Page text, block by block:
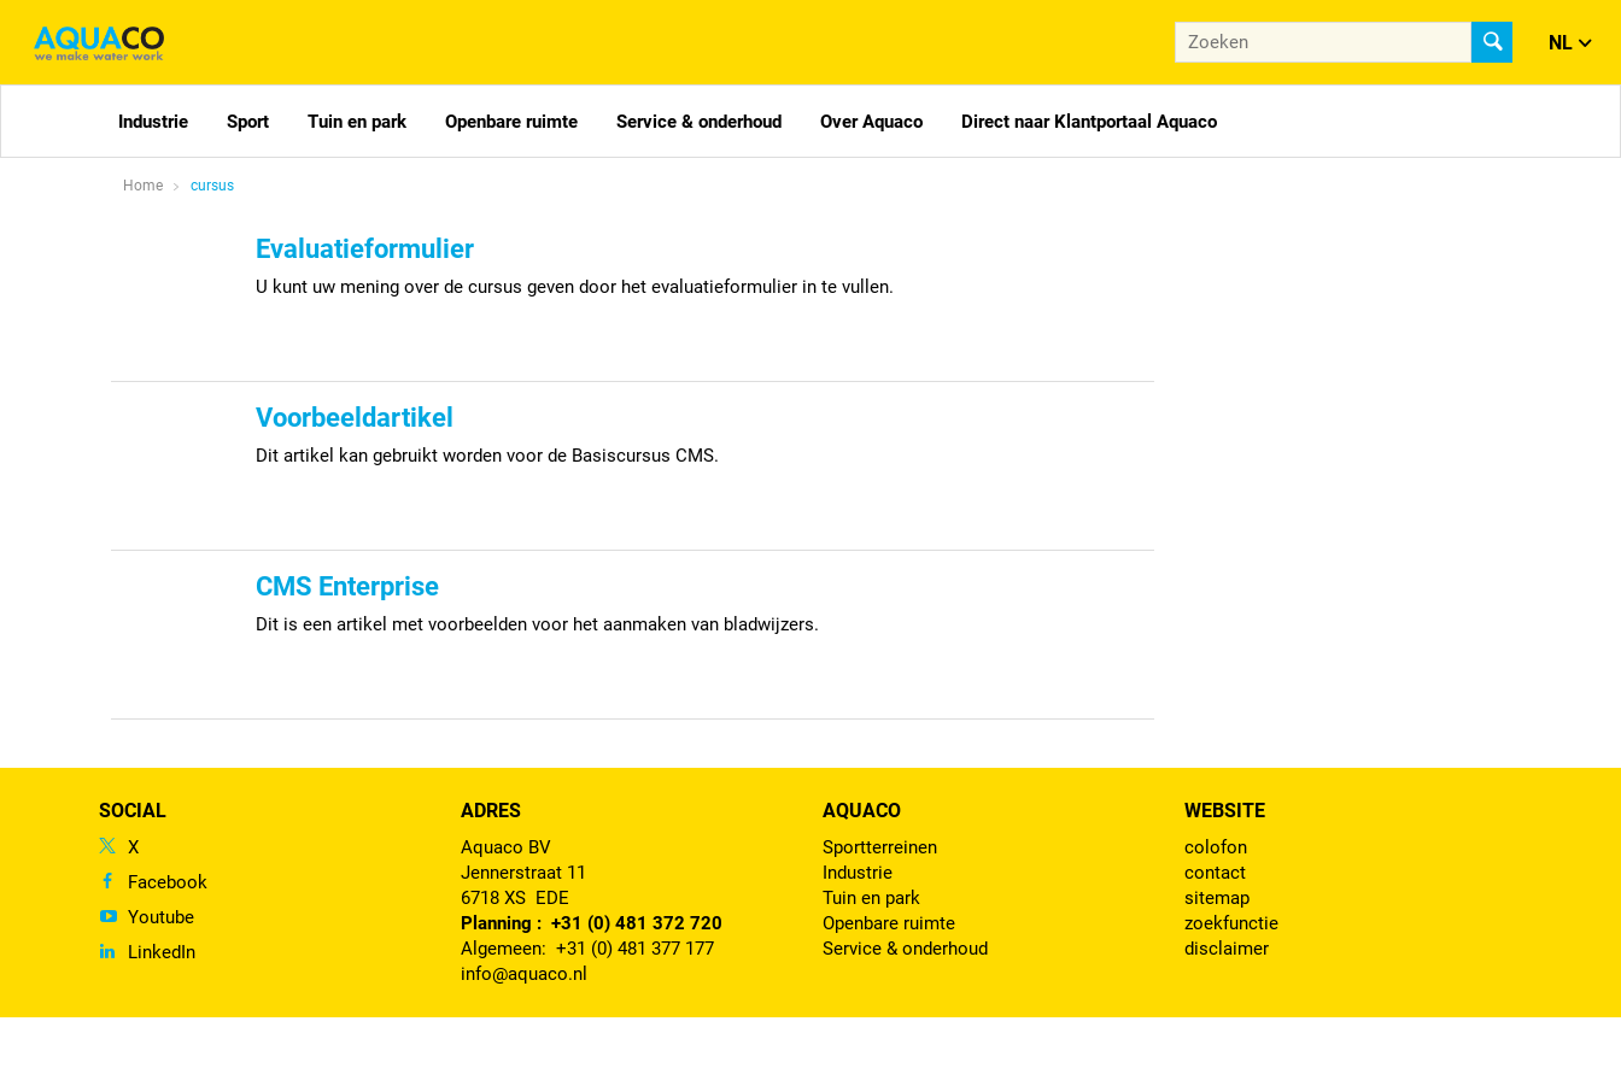
NL
Industrie Sport Tuin en park Openbare ruimte Service & onderhoud Over Aquaco Direct naar Klantportaal Aquaco
Home cursus
Evaluatieformulier
U kunt uw mening over de cursus geven door het evaluatieformulier in te vullen.
Voorbeeldartikel
Dit artikel kan gebruikt worden voor de Basiscursus CMS.
CMS Enterprise
Dit is een artikel met voorbeelden voor het aanmaken van bladwijzers.
SOCIAL
X
Facebook
Youtube
LinkedIn
ADRES
Aquaco BV
Jennerstraat 11
6718 XS EDE
Planning : +31 (0) 481 372 720
Algemeen: +31 (0) 481 377 177
info@aquaco.nl
AQUACO
Sportterreinen
Industrie
Tuin en park
Openbare ruimte
Service & onderhoud
WEBSITE
colofon
contact
sitemap
zoekfunctie
disclaimer